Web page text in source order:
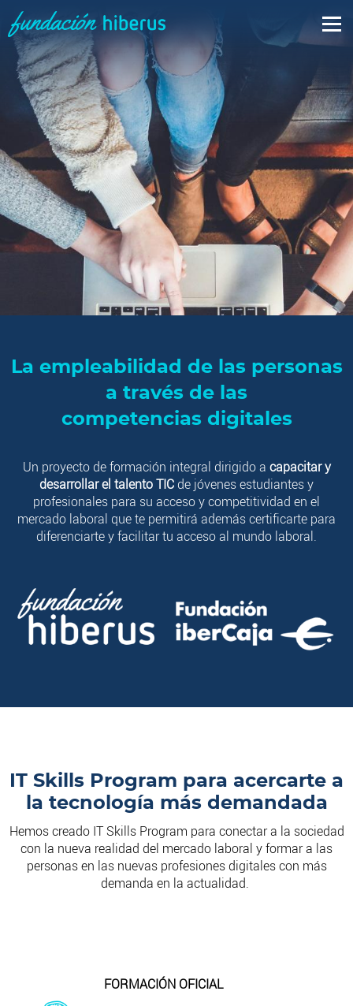
La empleabilidad de las personas
a través de las
competencias digitales
Un proyecto de formación integral dirigido a capacitar y
desarrollar el talento TIC de jóvenes estudiantes y
profesionales para su acceso y competitividad en el
mercado laboral que te permitirá además certificarte para
diferenciarte y facilitar tu acceso al mundo laboral.
IT Skills Program para acercarte a
la tecnología más demandada
Hemos creado IT Skills Program para conectar a la sociedad
con la nueva realidad del mercado laboral y formar a las
personas en las nuevas profesiones digitales con más
demanda en la actualidad.
FORMACIÓN OFICIAL